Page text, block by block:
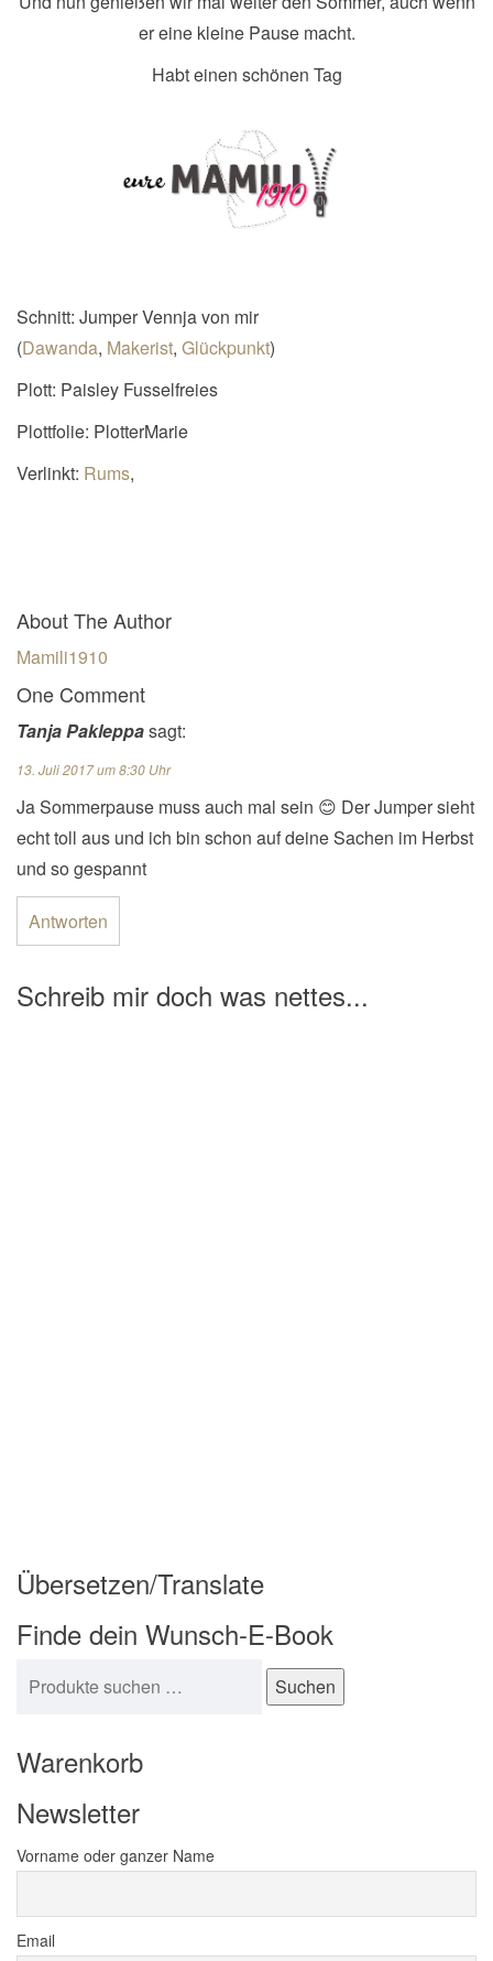
er eine kleine Pause macht.
Habt einen schönen Tag
Schnitt: Jumper Vennja von mir
(Dawanda, Makerist, Glückpunkt)
Plott: Paisley Fusselfreies
Plottfolie: PlotterMarie
Verlinkt: Rums,
About The Author
Mamili1910
One Comment
Tanja Pakleppasagt:
13. Juli 2017 um 8:30 Uhr
Ja Sommerpause muss auch mal sein 😊 Der Jumper sieht
echt toll aus und ich bin schon auf deine Sachen im Herbst
und so gespannt
Antworten
Schreib mir doch was nettes...
Übersetzen/Translate
Finde dein Wunsch-E-Book
Suchen
Warenkorb
Newsletter
Vorname oder ganzer Name
Email